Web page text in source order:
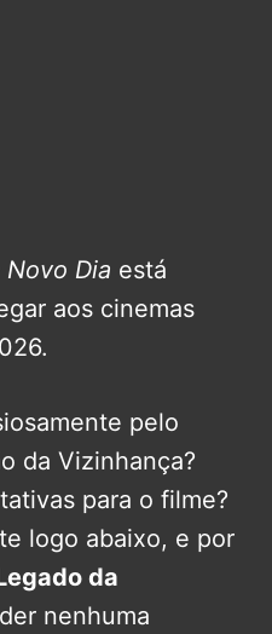
Dia está
aos cinemas
pelo
da Vizinhança?
para o filme?
logo abaixo, e por
da
nenhuma